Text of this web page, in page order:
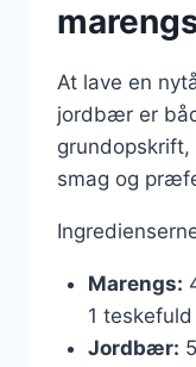
At lave en
jordbær er
smag og
Marengs:
1
Jordbær: